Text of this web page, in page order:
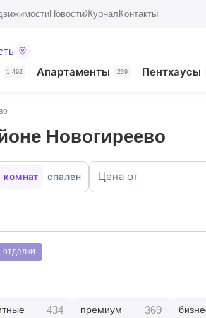
НовостиЖурнал Контакты
1 492 Апартаменты 239 Пентхаусы
Новогиреево
комнат спален Цена от
отделки
434 премиум 369